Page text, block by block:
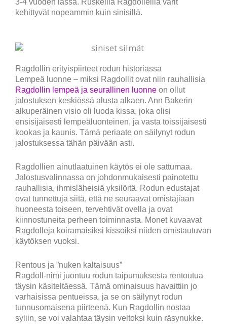
kehittyvät nopeammin kuin sinisillä.
Ragdollin erityispiirteet rodun historiassa
Lempeä luonne – miksi Ragdollit ovat niin rauhallisia
Ragdollin lempeä ja seurallinen luonne on ollut
jalostuksen keskiössä alusta alkaen. Ann Bakerin
alkuperäinen visio oli luoda kissa, joka olisi
ensisijaisesti lempeäluonteinen, ja vasta toissijaisesti
kookas ja kaunis. Tämä periaate on säilynyt rodun
jalostuksessa tähän päivään asti.
Ragdollien ainutlaatuinen käytös ei ole sattumaa.
Jalostusvalinnassa on johdonmukaisesti painotettu
rauhallisia, ihmisläheisiä yksilöitä. Rodun edustajat
ovat tunnettuja siitä, että ne seuraavat omistajiaan
huoneesta toiseen, tervehtivät ovella ja ovat
kiinnostuneita perheen toiminnasta. Monet kuvaavat
Ragdolleja koiramaisiksi kissoiksi niiden omistautuvan
käytöksen vuoksi.
Rentous ja ”nuken kaltaisuus”
Ragdoll-nimi juontuu rodun taipumuksesta rentoutua
täysin käsiteltäessä. Tämä ominaisuus havaittiin jo
varhaisissa pentueissa, ja se on säilynyt rodun
tunnusomaisena piirteenä. Kun Ragdollin nostaa
syliin, se voi valahtaa täysin veltoksi kuin räsynukke.